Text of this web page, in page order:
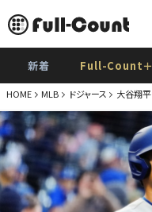
新着 Full-Count＋
HOME MLB ドジャース 大谷翔平